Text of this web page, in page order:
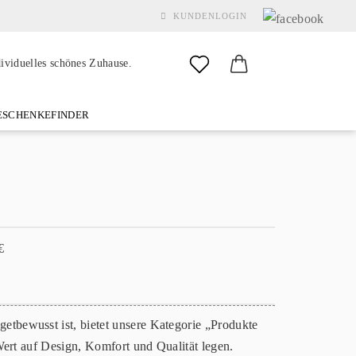
KUNDENLOGIN
schönes Zuhause.
ist, bietet unsere Kategorie „Produkte
auf Design, Komfort und Qualität legen.